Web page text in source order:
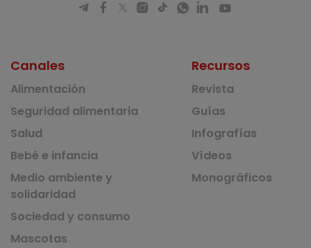
Canales
Alimentación
Seguridad alimentaria
Salud
Bebé e infancia
Medio ambiente y
solidaridad
Sociedad y consumo
Mascotas
Recursos
Revista
Guías
Infografías
Vídeos
Monográficos